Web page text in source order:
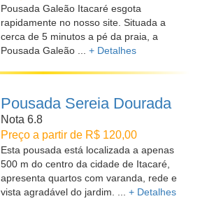
Pousada Galeão Itacaré esgota
rapidamente no nosso site. Situada a
cerca de 5 minutos a pé da praia, a
Pousada Galeão ... + Detalhes
Pousada Sereia Dourada
Nota 6.8
Preço a partir de R$ 120,00
Esta pousada está localizada a apenas
500 m do centro da cidade de Itacaré,
apresenta quartos com varanda, rede e
vista agradável do jardim. ... + Detalhes